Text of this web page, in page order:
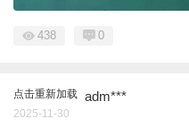
438 0
点击重新加载 adm***
2025-11-30